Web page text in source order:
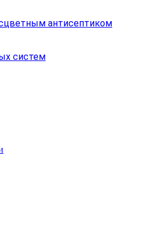
антисептиком
систем